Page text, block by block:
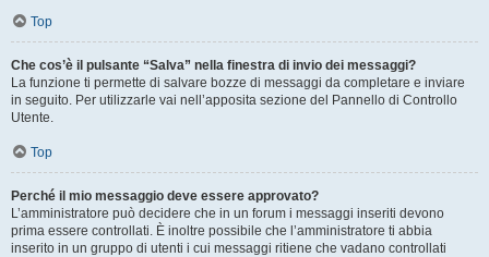
Top
Che cos’è il pulsante “Salva” nella finestra di invio dei messaggi?
La funzione ti permette di salvare bozze di messaggi da completare e inviare
in seguito. Per utilizzarle vai nell’apposita sezione del Pannello di Controllo
Utente.
Top
Perché il mio messaggio deve essere approvato?
L’amministratore può decidere che in un forum i messaggi inseriti devono
prima essere controllati. È inoltre possibile che l’amministratore ti abbia
inserito in un gruppo di utenti i cui messaggi ritiene che vadano controllati